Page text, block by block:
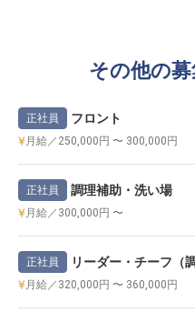
その他の
正社員 フロント
月給／250,000円 〜 300,000円
正社員 調理補助・洗い場
月給／300,000円 〜
正社員 リーダー・チーフ（
月給／320,000円 〜 360,000円